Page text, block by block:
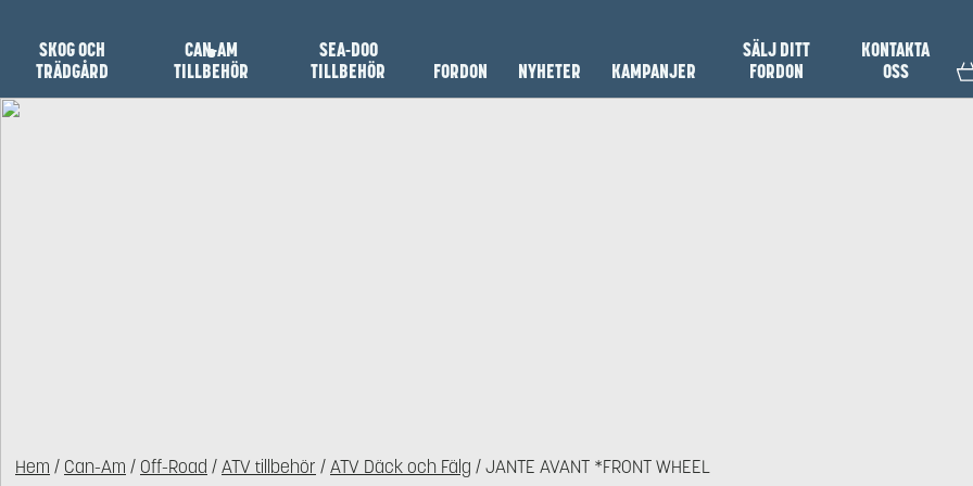
SKOG OCH
TRÄDGÅRD
CAN-AM
TILLBEHÖR
SEA-DOO
TILLBEHÖR
FORDON NYHETER KAMPANJER
SÄLJ DITT
FORDON
KONTAKTA
OSS
Hem / Can-Am / Off-Road /ATV tillbehör /ATV Däck och Fälg / JANTE AVANT *FRONT WHEEL